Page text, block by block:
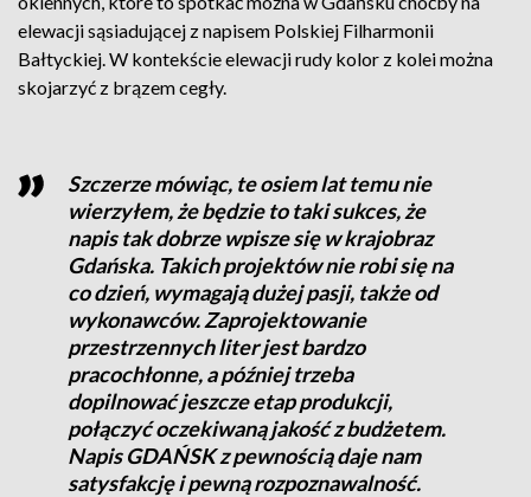
elewacji sąsiadującej z napisem Polskiej Filharmonii
Bałtyckiej. W kontekście elewacji rudy kolor z kolei można
skojarzyć z brązem cegły.
Szczerze mówiąc, te osiem lat temu nie
wierzyłem, że będzie to taki sukces, że
napis tak dobrze wpisze się w krajobraz
Gdańska. Takich projektów nie robi się na
co dzień, wymagają dużej pasji, także od
wykonawców. Zaprojektowanie
przestrzennych liter jest bardzo
pracochłonne, a później trzeba
dopilnować jeszcze etap produkcji,
połączyć oczekiwaną jakość z budżetem.
Napis GDAŃSK z pewnością daje nam
satysfakcję i pewną rozpoznawalność.